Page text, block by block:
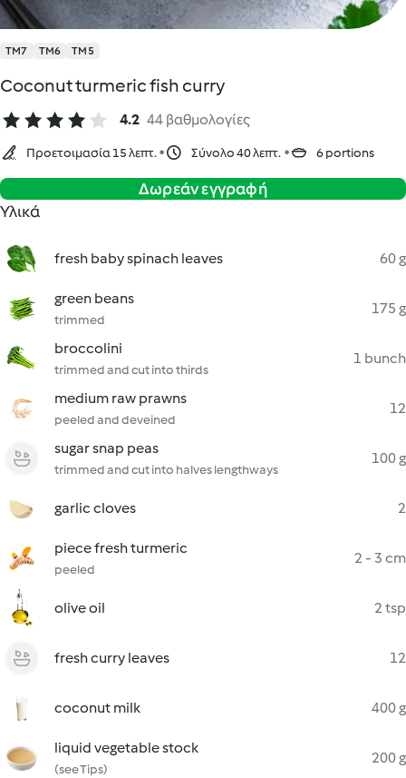
TM7 TM6 TM5
Coconut turmeric fish curry
4.2 44 βαθμολογίες
Προετοιμασία 15 λεπτ. Σύνολο 40 λεπτ. 6 portions
Δωρεάν εγγραφή
Υλικά
fresh baby spinach leaves 60 g
green beans
trimmed
175 g
broccolini
trimmed and cut into thirds
1 bunch
medium raw prawns
peeled and deveined
12
sugar snap peas
trimmed and cut into halves lengthways
100 g
garlic cloves 2
piece fresh turmeric
peeled
2 - 3 cm
olive oil 2 tsp
fresh curry leaves 12
coconut milk 400 g
liquid vegetable stock
(see Tips)
200 g